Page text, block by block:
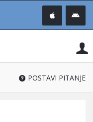
®
POSTAVI PITANJE